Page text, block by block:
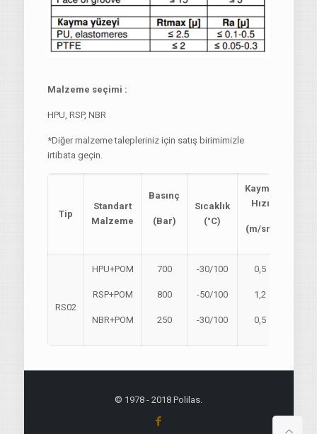
Malzeme seçimi :
HPU, RSP, NBR
*Diğer malzeme talepleriniz için satış birimimizle
irtibata geçin.
Tip
Standart
Malzeme
Basınç
(Bar)
Sıcaklık
(°C)
Kayma
Hızı
(m/sn)
RS02
HPU+POM
RSP+POM
NBR+POM
700
800
250
-30/100
-50/100
-30/100
0,5
1,2
0,5
© 1978 - 2018 Polilas.